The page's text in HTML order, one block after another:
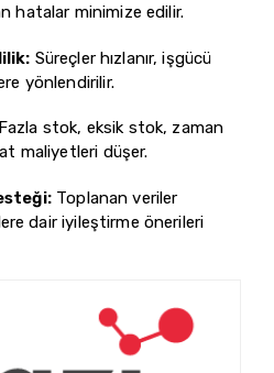
hatalar minimize edilir.
Süreçler hızlanır, işgücü
yönlendirilir.
stok, eksik stok, zaman
maliyetleri düşer.
Toplanan veriler
dair iyileştirme önerileri